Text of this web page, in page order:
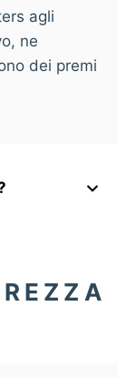
agli
ne
dei premi